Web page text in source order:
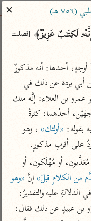
الشرعي
مصاحف
معاصرة
الميسر
المختصر في
التفسير
تفسير السعدي
أيسر التفاسير
هـ)
✕
لَكِتَـٰبٌ عَزِیزࣱ﴾
: في خبرها ستةُ أوجهٍ، أحدها: أنه مذكورٌ
بقوله: «أولئك»
، وهو
على أقربِ مذكورٍ.
والثاني: أنه محذوفٌ لفَهْمِ المعنى وقُدِّر: مُعَذَّبون، أو مُهْلَكون، أو
من الكلامِ قبلَ» إنَّ
«وهو